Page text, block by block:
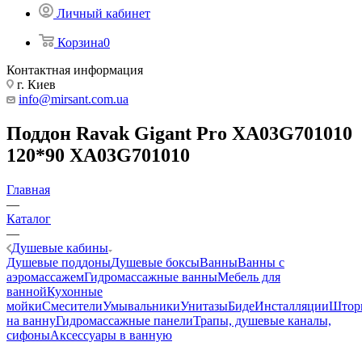
Личный кабинет
Корзина0
Контактная информация
г. Киев
info@mirsant.com.ua
Поддон Ravak Gigant Pro XA03G701010
120*90 XA03G701010
Главная
—
Каталог
—
Душевые кабины
Душевые поддоныДушевые боксыВанныВанны с
аэромассажемГидромассажные ванныМебель для
ваннойКухонные
мойкиСмесителиУмывальникиУнитазыБидеИнсталляции
на ваннуГидромассажные панелиТрапы, душевые каналы,
сифоныАксессуары в ванную